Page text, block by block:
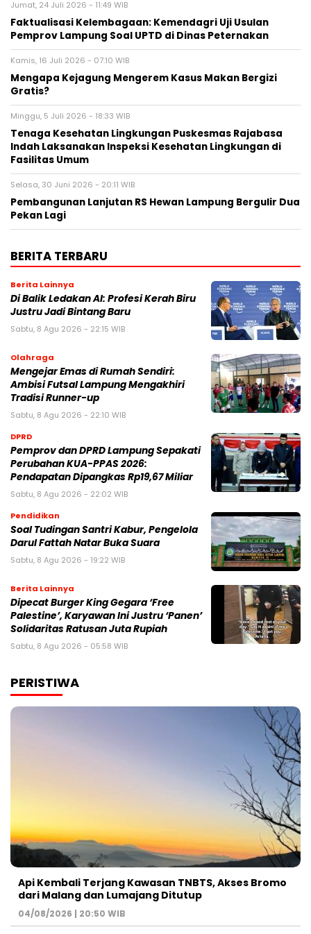
Jumat, 24 Juli 2026 - 11:49 WIB
Faktualisasi Kelembagaan: Kemendagri Uji Usulan
Pemprov Lampung Soal UPTD di Dinas Peternakan
Kamis, 16 Juli 2026 - 07:10 WIB
Mengapa Kejagung Mengerem Kasus Makan Bergizi
Gratis?
Minggu, 5 Juli 2026 - 18:33 WIB
Tenaga Kesehatan Lingkungan Puskesmas Rajabasa
Indah Laksanakan Inspeksi Kesehatan Lingkungan di
Fasilitas Umum
Selasa, 30 Juni 2026 - 20:11 WIB
Pembangunan Lanjutan RS Hewan Lampung Bergulir Dua
Pekan Lagi
BERITA TERBARU
Berita Lainnya
Di Balik Ledakan AI: Profesi Kerah Biru
Justru Jadi Bintang Baru
Sabtu, 8 Agu 2026 - 22:15 WIB
Olahraga
Mengejar Emas di Rumah Sendiri:
Ambisi Futsal Lampung Mengakhiri
Tradisi Runner-up
Sabtu, 8 Agu 2026 - 22:10 WIB
DPRD
Pemprov dan DPRD Lampung Sepakati
Perubahan KUA-PPAS 2026:
Pendapatan Dipangkas Rp19,67 Miliar
Sabtu, 8 Agu 2026 - 22:02 WIB
Pendidikan
Soal Tudingan Santri Kabur, Pengelola
Darul Fattah Natar Buka Suara
Sabtu, 8 Agu 2026 - 19:22 WIB
Berita Lainnya
Dipecat Burger King Gegara ‘Free
Palestine’, Karyawan Ini Justru ‘Panen’
Solidaritas Ratusan Juta Rupiah
Sabtu, 8 Agu 2026 - 05:58 WIB
PERISTIWA
Api Kembali Terjang Kawasan TNBTS, Akses Bromo
dari Malang dan Lumajang Ditutup
04/08/2026 | 20:50 WIB